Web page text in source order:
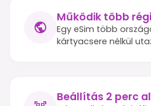
Működik több
Egy eSim több
kártyacsere nélkül
Beállítás 2 perc